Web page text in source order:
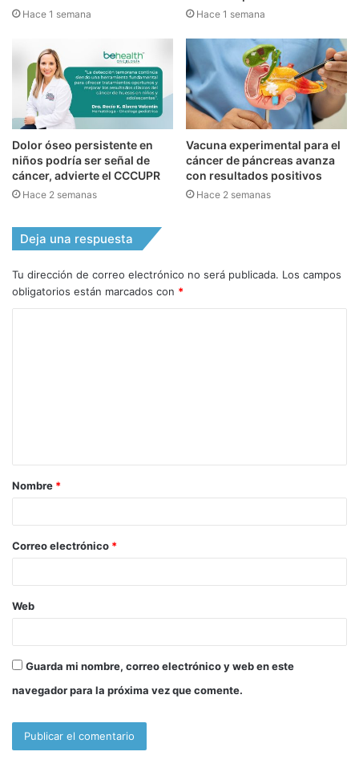
Hace 1 semana Hace 1 semana
Dolor óseo persistente en
niños podría ser señal de
cáncer, advierte el CCCUPR
Hace 2 semanas
Vacuna experimental para el
cáncer de páncreas avanza
con resultados positivos
Hace 2 semanas
Deja una respuesta
Tu dirección de correo electrónico no será publicada. Los campos
obligatorios están marcados con *
a
r
*
Nombre *
Correo electrónico *
Web
Guarda mi nombre, correo electrónico y web en este
navegador para la próxima vez que comente.